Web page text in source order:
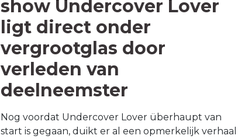
show Undercover Lover
ligt direct onder
vergrootglas door
verleden van
deelneemster
Nog voordat Undercover Lover überhaupt van
start is gegaan, duikt er al een opmerkelijk verhaal